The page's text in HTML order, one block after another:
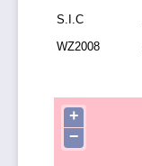
S.I.C
WZ2008
+
−